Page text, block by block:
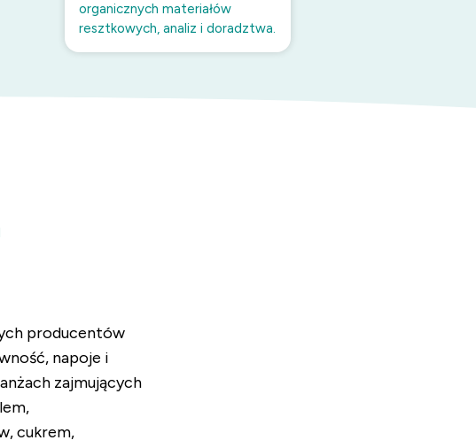
organicznych materiałów
resztkowych, analiz i doradztwa.
producentów
napoje i
zajmujących
cukrem,